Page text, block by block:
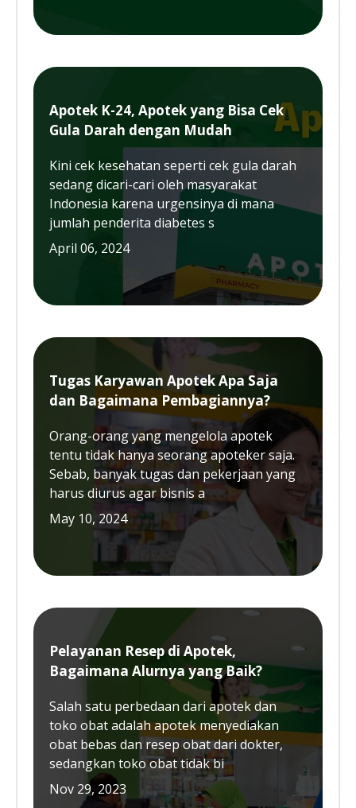
Apotek K-24, Apotek yang Bisa Cek
Gula Darah dengan Mudah
Kini cek kesehatan seperti cek gula darah
sedang dicari-cari oleh masyarakat
Indonesia karena urgensinya di mana
jumlah penderita diabetes s
April 06, 2024
Tugas Karyawan Apotek Apa Saja
dan Bagaimana Pembagiannya?
Orang-orang yang mengelola apotek
tentu tidak hanya seorang apoteker saja.
Sebab, banyak tugas dan pekerjaan yang
harus diurus agar bisnis a
May 10, 2024
Pelayanan Resep di Apotek,
Bagaimana Alurnya yang Baik?
Salah satu perbedaan dari apotek dan
toko obat adalah apotek menyediakan
obat bebas dan resep obat dari dokter,
sedangkan toko obat tidak bi
Nov 29, 2023